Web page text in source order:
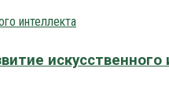
искусственного